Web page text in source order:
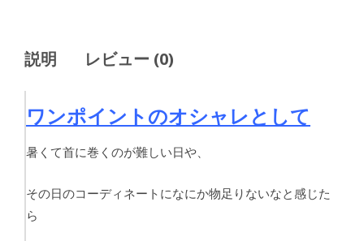
説明 レビュー (0)
ワンポイントのオシャレとして
暑くて首に巻くのが難しい日や、
その日のコーディネートになにか物足りないなと感じた
ら